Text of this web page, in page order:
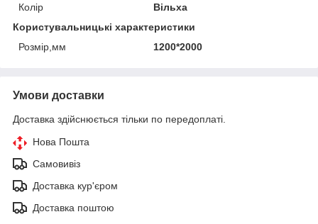
Колір
Вільха
Користувальницькі характеристики
Розмір,мм
1200*2000
Умови доставки
Доставка здійснюється тільки по передоплаті.
Нова Пошта
Самовивіз
Доставка кур'єром
Доставка поштою